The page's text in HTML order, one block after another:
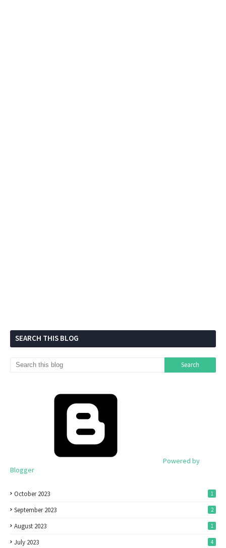
SEARCH THIS BLOG
Powered by
Blogger
October 2023 1
September 2023 2
August 2023 1
July 2023 4